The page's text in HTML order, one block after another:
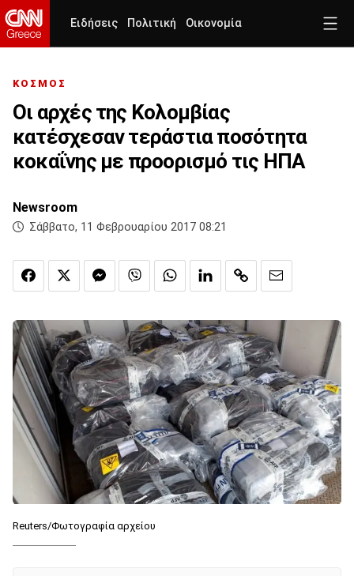
Ειδήσεις Πολιτική Οικονομία
ΚΟΣΜΟΣ
Οι αρχές της Κολομβίας
κατέσχεσαν τεράστια ποσότητα
κοκαΐνης με προορισμό τις ΗΠΑ
Newsroom
Σάββατο, 11 Φεβρουαρίου 2017 08:21
Reuters/Φωτογραφία αρχείου